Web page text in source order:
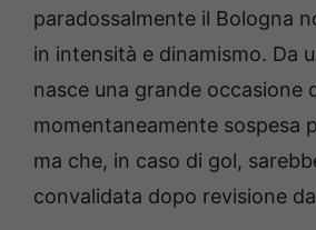
paradossalmente il Bologna
in intensità e dinamismo. Da
nasce una grande occasione
momentaneamente sospesa
ma che, in caso di gol,
convalidata dopo revisione